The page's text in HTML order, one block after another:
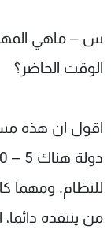
س – ماهي
الوقت الحاضر؟
اقول ان هذه
للنظام. ومهما
من ينتقده